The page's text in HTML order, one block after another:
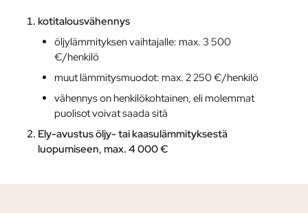
kotitalousvähennys
öljylämmityksen vaihtajalle: max. 3 500
€/henkilö
muut lämmitysmuodot: max. 2 250 €/henkilö
vähennys on henkilökohtainen, eli molemmat
puolisot voivat saada sitä
Ely-avustusöljy- tai kaasulämmityksestä
luopumiseen, max. 4 000 €